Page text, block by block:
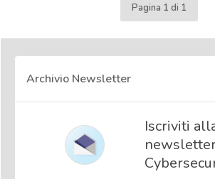
Pagina 1 di 1
Archivio Newsletter
Iscriviti